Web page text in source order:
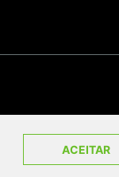
ACEITAR